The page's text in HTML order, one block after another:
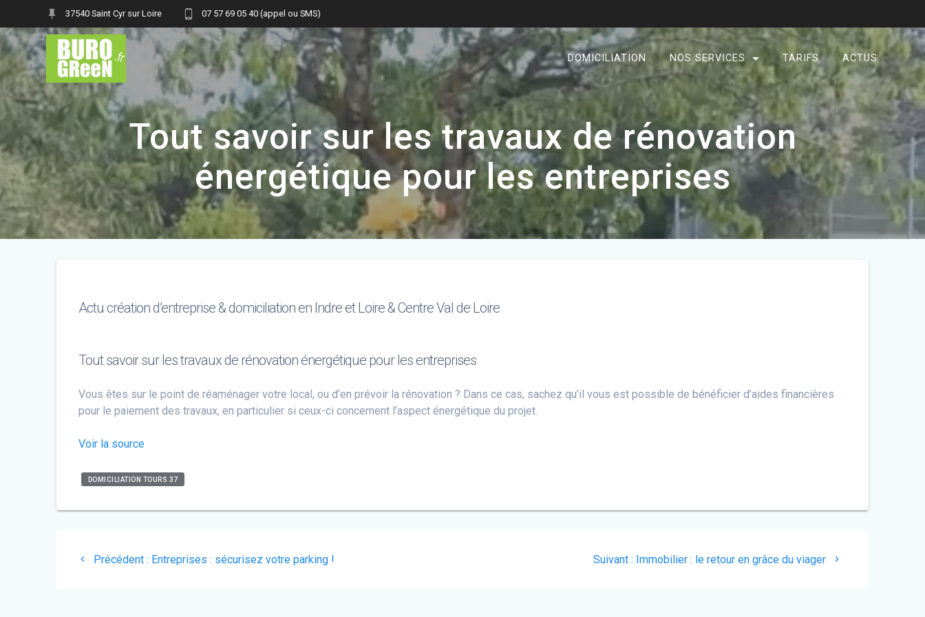
content
37540 Saint Cyr sur Loire 07 57 69 05 40 (appel ou SMS)
DOMICILIATION NOS SERVICES TARIFS ACTUS
Tout savoir sur les travaux de rénovation
énergétique pour les entreprises
Actu création d’entreprise & domiciliation en Indre et Loire & Centre Val de Loire
Tout savoir sur les travaux de rénovation énergétique pour les entreprises
Vous êtes sur le point de réaménager votre local, ou d’en prévoir la rénovation ? Dans ce cas, sachez qu’il vous est possible de bénéficier d’aides financières
pour le paiement des travaux, en particulier si ceux-ci concernent l’aspect énergétique du projet.
Voir la source
DOMICILIATION TOURS 37
Navigation
Précédent : Article
Entreprises : sécurisez votre parking ! Suivant : Article
Immobilier : le retour en grâce du viager